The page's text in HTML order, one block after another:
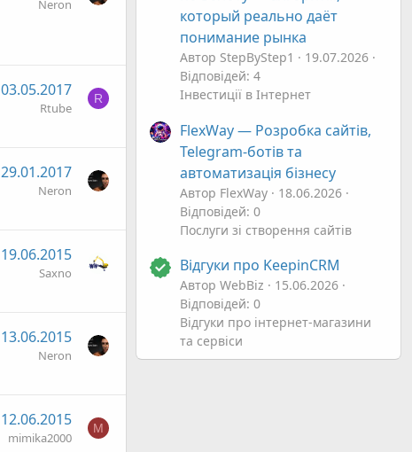
Neron
03.05.2017
Rtube
R
29.01.2017
Neron
19.06.2015
Saxno
13.06.2015
Neron
12.06.2015
mimika2000
M
который реально даёт
понимание рынка
Автор StepByStep1
19.07.2026
Відповідей: 4
Інвестиції в Інтернет
FlexWay — Розробка сайтів,
Telegram-ботів та
автоматизація бізнесу
Автор FlexWay
18.06.2026
Відповідей: 0
Послуги зі створення сайтів
Відгуки про KeepinCRM
Автор WebBiz
15.06.2026
Відповідей: 0
Відгуки про інтернет-магазини
та сервіси